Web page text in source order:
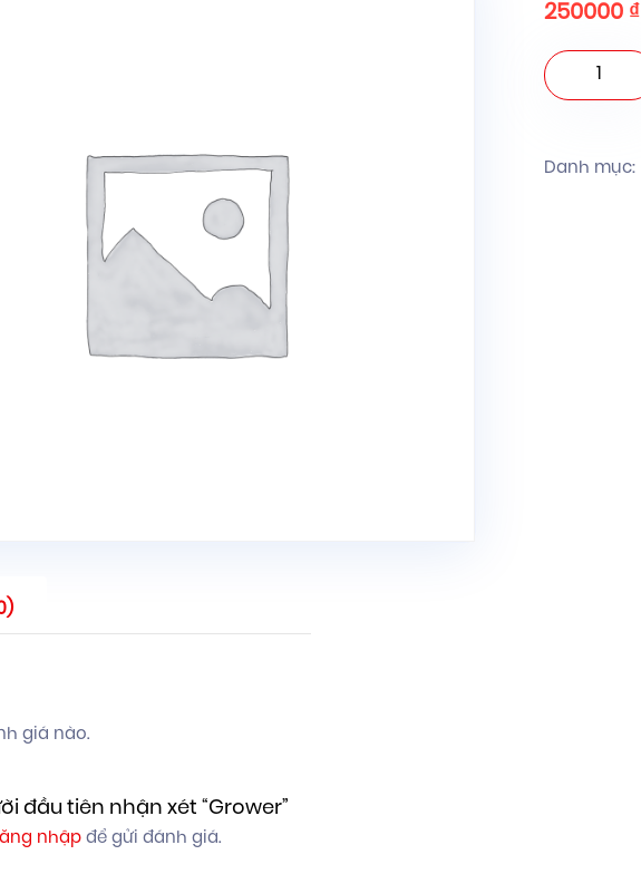
250000 ₫
Grower
số
Danh mục:
giá nào.
đầu tiên nhận xét “Grower”
nhập để gửi đánh giá.